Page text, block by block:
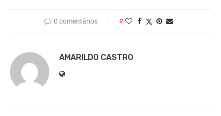
0 comentários 0
AMARILDO CASTRO